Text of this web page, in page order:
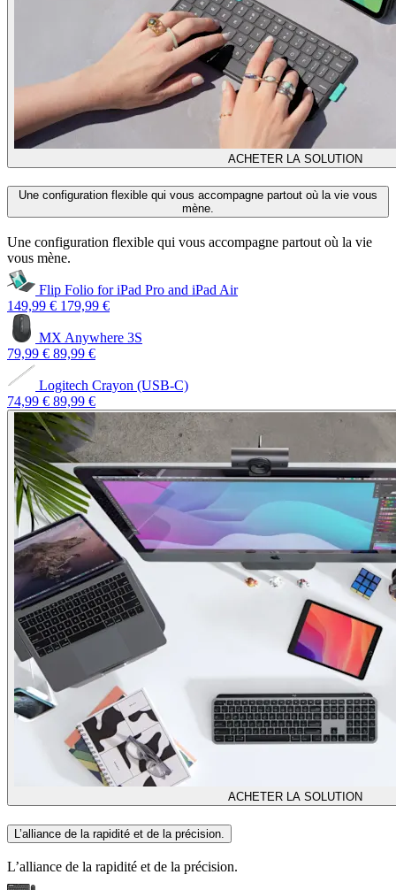
ACHETER LA SOLUTION
Une configuration flexible qui vous accompagne partout où la vie vous
mène.
Une configuration flexible qui vous accompagne partout où la vie
vous mène.
Flip Folio for iPad Pro and iPad Air
149,99 € 179,99 €
MX Anywhere 3S
79,99 € 89,99 €
Logitech Crayon (USB-C)
74,99 € 89,99 €
ACHETER LA SOLUTION
L’alliance de la rapidité et de la précision.
L’alliance de la rapidité et de la précision.